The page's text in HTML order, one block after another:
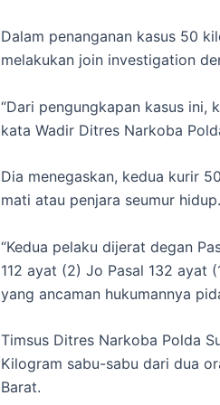
Dalam penanganan kasus 50
melakukan join investigation
“Dari pengungkapan kasus ini,
kata Wadir Ditres Narkoba
Dia menegaskan, kedua kurir
mati atau penjara seumur hidup.
“Kedua pelaku dijerat degan
112 ayat (2) Jo Pasal 132 ayat
yang ancaman hukumannya
Timsus Ditres Narkoba Polda
Kilogram sabu-sabu dari dua
Barat.